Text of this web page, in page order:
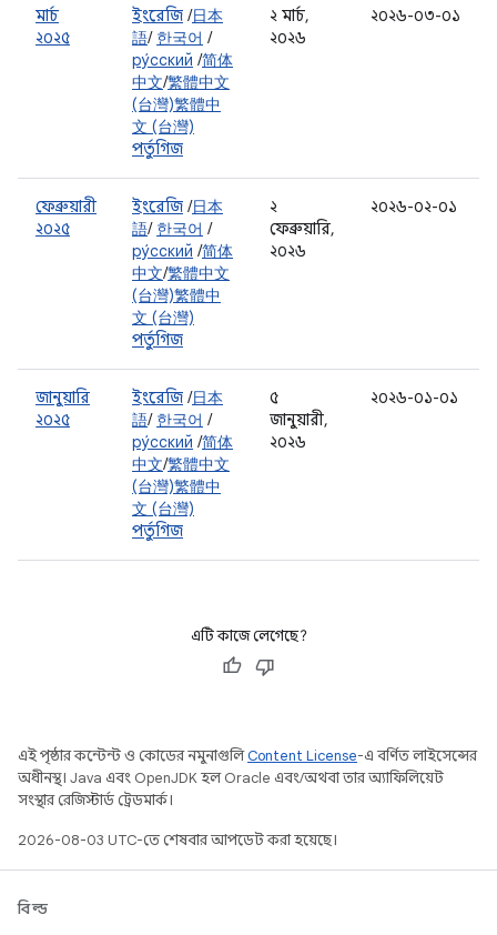
মার্চ
২০২৫
ইংরেজি /日本
語/ 한국어 /
ру́сский /简体
中文/繁體中文
(台灣)繁體中
文 (台灣)
পর্তুগিজ
২ মার্চ,
২০২৬
২০২৬-০৩-০১
ফেব্রুয়ারী
২০২৫
ইংরেজি /日本
語/ 한국어 /
ру́сский /简体
中文/繁體中文
(台灣)繁體中
文 (台灣)
পর্তুগিজ
২
ফেব্রুয়ারি,
২০২৬
২০২৬-০২-০১
জানুয়ারি
২০২৫
ইংরেজি /日本
語/ 한국어 /
ру́сский /简体
中文/繁體中文
(台灣)繁體中
文 (台灣)
পর্তুগিজ
৫
জানুয়ারী,
২০২৬
২০২৬-০১-০১
এটি কাজে লেগেছে?
এই পৃষ্ঠার কন্টেন্ট ও কোডের নমুনাগুলিContent License-এ বর্ণিত লাইসেন্সের
অধীনস্থ। Java এবং OpenJDK হল Oracle এবং/অথবা তার অ্যাফিলিয়েট
সংস্থার রেজিস্টার্ড ট্রেডমার্ক।
2026-08-03 UTC-তে শেষবার আপডেট করা হয়েছে।
বিল্ড